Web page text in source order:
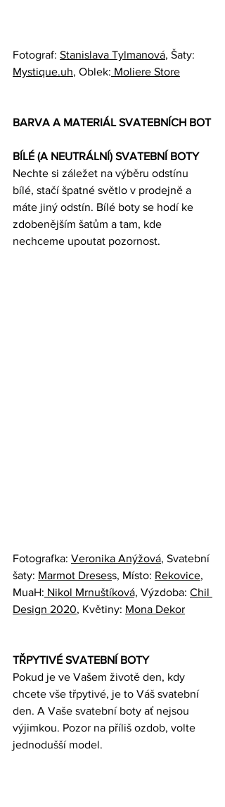
Fotograf: Stanislava Tylmanová, Šaty:
Mystique.uh, Oblek: Moliere Store
BARVA A MATERIÁL SVATEBNÍCH BOT
BÍLÉ (A NEUTRÁLNÍ) SVATEBNÍ BOTY
Nechte si záležet na výběru odstínu
bílé, stačí špatné světlo v prodejně a
máte jiný odstín. Bílé boty se hodí ke
zdobenějším šatům a tam, kde
nechceme upoutat pozornost.
Fotografka: Veronika Anýžová, Svatební
šaty: Marmot Dresess, Místo: Rekovice,
MuaH: Nikol Mrnuštíková, Výzdoba: Chil
Design 2020, Květiny: Mona Dekor
TŘPYTIVÉ SVATEBNÍ BOTY
Pokud je ve Vašem životě den, kdy
chcete vše třpytivé, je to Váš svatební
den. A Vaše svatební boty ať nejsou
výjimkou. Pozor na příliš ozdob, volte
jednodušší model.